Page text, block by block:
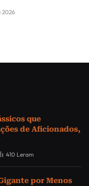
2026
que
de Aficionados,
410 Leram
por Menos